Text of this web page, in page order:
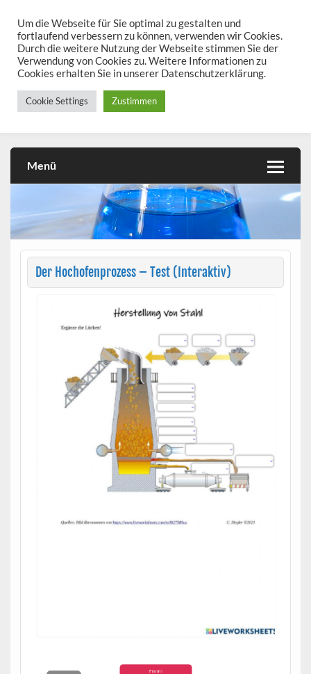
contentchemieseiten.de
Chemie kann man üben!
Menü
Der Hochofenprozess – Test (Interaktiv)
Um die Webseite für Sie optimal zu gestalten und
fortlaufend verbessern zu können, verwenden wir Cookies.
Durch die weitere Nutzung der Webseite stimmen Sie der
Verwendung von Cookies zu. Weitere Informationen zu
Cookies erhalten Sie in unserer Datenschutzerklärung.
Cookie Settings Zustimmen